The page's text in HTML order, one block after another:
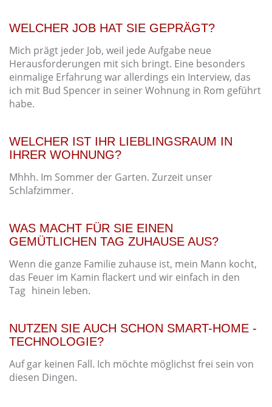
WELCHER JOB HAT SIE GEPRÄGT?
Mich prägt jeder Job, weil jede Aufgabe neue
Herausforderungen mit sich bringt. Eine besonders
einmalige Erfahrung war allerdings ein Interview, das
ich mit Bud Spencer in seiner Wohnung in Rom geführt
habe.
WELCHER IST IHR LIEBLINGSRAUM IN
IHRER WOHNUNG?
Mhhh. Im Sommer der Garten. Zurzeit unser
Schlafzimmer.
WAS MACHT FÜR SIE EINEN
GEMÜTLICHEN TAG ZUHAUSE AUS?
Wenn die ganze Familie zuhause ist, mein Mann kocht,
das Feuer im Kamin flackert und wir einfach in den
Tag hinein leben.
NUTZEN SIE AUCH SCHON SMART-HOME -
TECHNOLOGIE?
Auf gar keinen Fall. Ich möchte möglichst frei sein von
diesen Dingen.